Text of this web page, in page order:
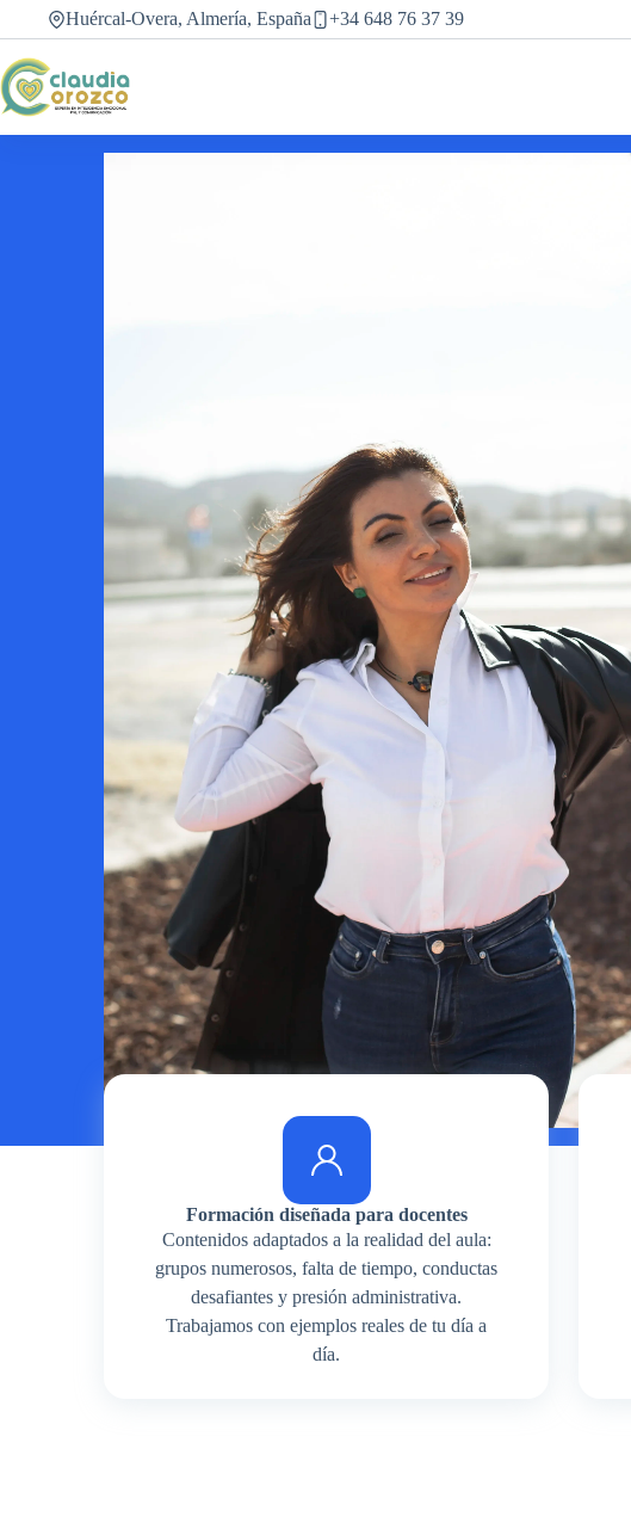
Huércal-Overa, Almería, España +34 648 76 37 39
Formación diseñada para docentes
Contenidos adaptados a la realidad del aula:
grupos numerosos, falta de tiempo, conductas
desafiantes y presión administrativa.
Trabajamos con ejemplos reales de tu día a
día.